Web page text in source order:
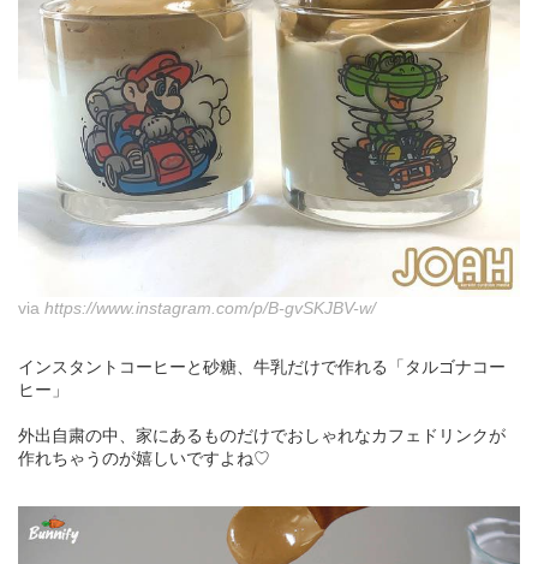
via https://www.instagram.com/p/B-gvSKJBV-w/
インスタントコーヒーと砂糖、牛乳だけで作れる「タルゴナコー
ヒー」
外出自粛の中、家にあるものだけでおしゃれなカフェドリンクが
作れちゃうのが嬉しいですよね♡